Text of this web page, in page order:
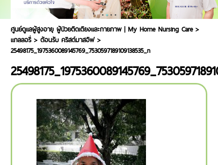
ศูนย์ดูแลผู้สูงอายุ ผู้ป่วยติดเตียงและกายภาพ | My Home Nursing Care>
แกลลอรี่>ต้อนรับ คริสต์มาสอีฟ>
25498175_1975360089145769_7530597189109138535_n